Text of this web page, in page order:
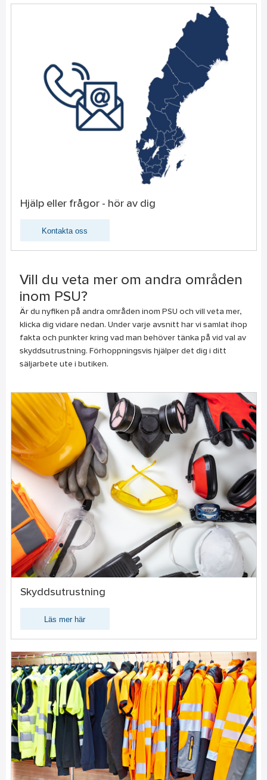
Hjälp eller frågor - hör av dig
Kontakta oss
Vill du veta mer om andra områden
inom PSU?
Är du nyfiken på andra områden inom PSU och vill veta mer,
klicka dig vidare nedan. Under varje avsnitt har vi samlat ihop
fakta och punkter kring vad man behöver tänka på vid val av
skyddsutrustning. Förhoppningsvis hjälper det dig i ditt
säljarbete ute i butiken.
Skyddsutrustning
Läs mer här